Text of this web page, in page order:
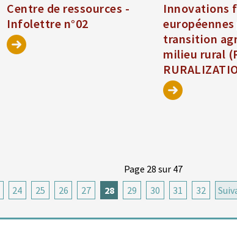
Centre de ressources -
Infolettre n°02
Innovations
transition
milieu rural
Page 28 sur 47
24 25 26 27 28 29 30 31 32